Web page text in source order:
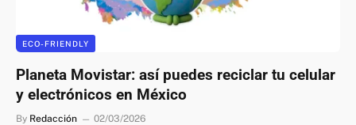
ECO-FRIENDLY
Planeta Movistar: así puedes reciclar tu celular
y electrónicos en México
By Redacción 02/03/2026